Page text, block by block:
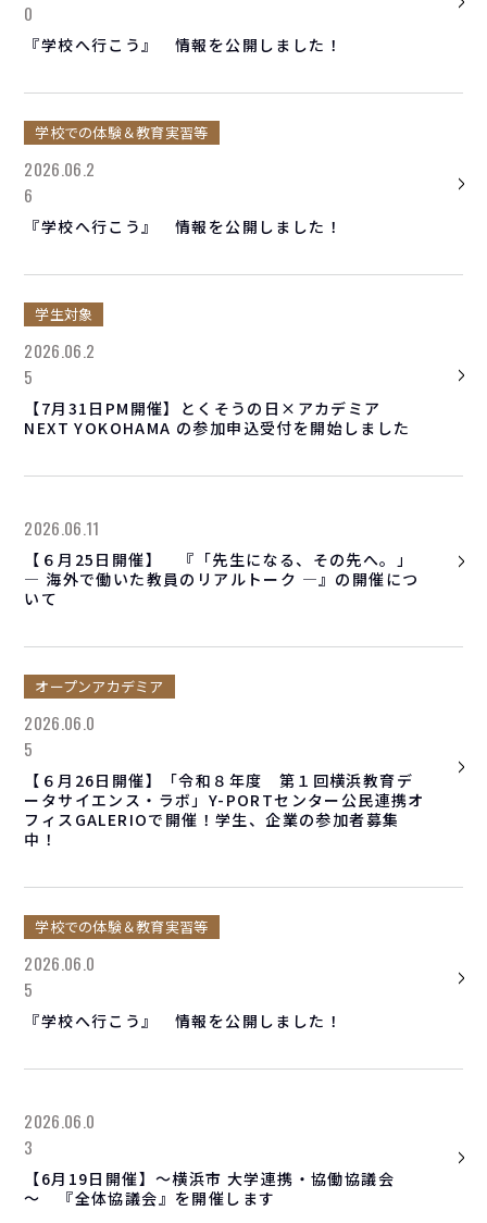
0
『学校へ行こう』 情報を公開しました！
学校での体験＆教育実習等
2026.06.2
6
『学校へ行こう』 情報を公開しました！
学生対象
2026.06.2
5
【7月31日PM開催】とくそうの日×アカデミア
NEXT YOKOHAMA の参加申込受付を開始しました
2026.06.11
【６月25日開催】 『「先生になる、その先へ。」
― 海外で働いた教員のリアルトーク ―』の開催につ
いて
オープンアカデミア
2026.06.0
5
【６月26日開催】「令和８年度 第１回横浜教育デ
ータサイエンス・ラボ」Y-PORTセンター公民連携オ
フィスGALERIOで開催！学生、企業の参加者募集
中！
学校での体験＆教育実習等
2026.06.0
5
『学校へ行こう』 情報を公開しました！
2026.06.0
3
【6月19日開催】～横浜市 大学連携・協働協議会
～ 『全体協議会』を開催します